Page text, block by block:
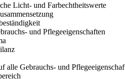
Licht- und Farbechtheitswerte
und Pflegeeigenschaften
alle Gebrauchs- und